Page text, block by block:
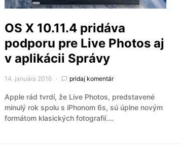
OS X 10.11.4 pridáva
podporu pre Live Photos aj
v aplikácii Správy
14. januára 2016 pridaj komentár
Apple rád tvrdí, že Live Photos, predstavené
minulý rok spolu s iPhonom 6s, sú úplne novým
formátom klasických fotografií.…